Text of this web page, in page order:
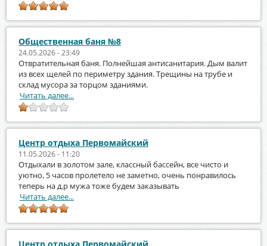
Общественная баня №8
24.05.2026 - 23:49
Отвратительная баня. Полнейшая антисанитария. Дым валит
из всех щелей по периметру здания. Трещины на трубе и
склад мусора за торцом зданиями.
Читать далее...
Центр отдыха Первомайский
11.05.2026 - 11:20
Отдыхали в золотом зале, классный бассейн, все чисто и
уютно, 5 часов пролетело не заметно, очень понравилось
теперь на д.р мужа тоже будем заказывать
Читать далее...